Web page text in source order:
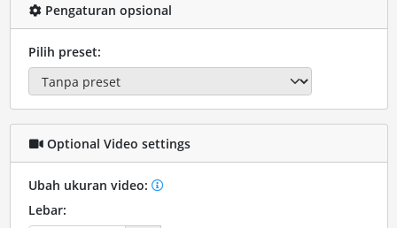
Pengaturan opsional
Pilih preset:
Optional Video settings
Ubah ukuran video:
Lebar: